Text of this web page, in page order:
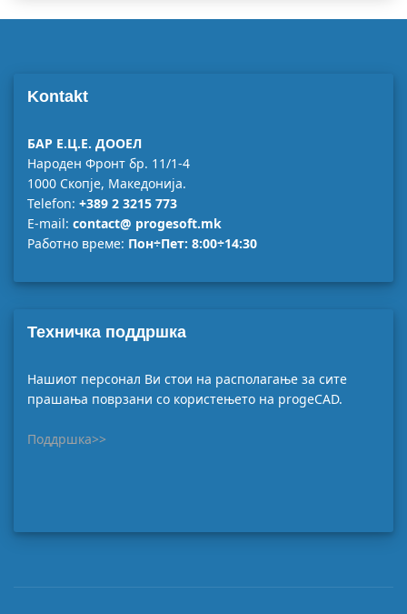
Kontakt
БАР Е.Ц.Е. ДООЕЛ
Народен Фронт бр. 11/1-4
1000 Скопје, Македонија.
Telefon: +389 2 3215 773
E-mail: contact@ progesoft.mk
Работно време: Пон÷Пет: 8:00÷14:30
Техничка поддршка
Нашиот персонал Ви стои на располагање за сите
прашања поврзани со користењето на progeCAD.
Поддршка>>